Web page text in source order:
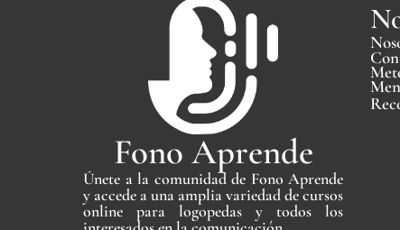
Fono Aprende
Únete a la comunidad de Fono Aprende
y accede a una amplia variedad de cursos
online para logopedas y todos los